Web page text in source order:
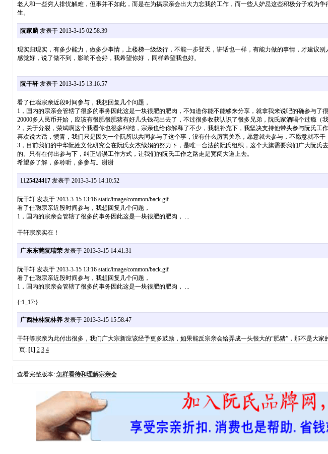
老人和一些穷人排忧解难，但事并不如此，而是在为搞宗亲会出大力忘我的工作，而一些人妒忌这些积极分子或为
生。
阮家麟发表于 2013-3-15 02:58:39
现实归现实，有多少能力，做多少事情，上楼梯一级级行，不能一步登天，讲话也一样，有能力做的事情，才建议
感觉好，说了做不到，影响不会好，我希望你好 ，同样希望我也好。
阮干轩发表于 2013-3-15 13:16:57
看了仕聪宗亲近段时间参与，我想回复几个问题，
1，国内的宗亲会管辖了很多的事务因此这是一块很肥的肥肉，不知道你能不能够来分享，就拿我来说吧的确参与
20000多人民币开始，应该有很肥很肥猪有好几头钱花出去了，不过很多收获认识了很多兄弟，阮氏家酒喝个过瘾
2，关于分裂，荣斌啊这个我看你也很多纠结，宗亲也给你解释了不少，我想补充下，我坚决支持他带头参与阮氏
喜欢说大话，愤青，我们只是因为一个阮所以共同参与了这个事，没有什么厉害关系，愿意就去参与，不愿意就不干
3，目前我们的中华阮姓文化研究会在阮氏女杰续娟的努力下，是唯一合法的阮氏组织，这个大旗需要我们广大阮
的。只有在付出参与下，纠正错误工作方式，让我们的阮氏工作之路走是宽阔大道上去。
希望多了解，多聆听，多参与。谢谢
1125424417发表于 2013-3-15 14:10:52
阮干轩 发表于 2013-3-15 13:16 static/image/common/back.gif
看了仕聪宗亲近段时间参与，我想回复几个问题，
1，国内的宗亲会管辖了很多的事务因此这是一块很肥的肥肉， ...
干轩宗亲实在！
广东东莞阮瑞荣发表于 2013-3-15 14:41:31
阮干轩 发表于 2013-3-15 13:16 static/image/common/back.gif
看了仕聪宗亲近段时间参与，我想回复几个问题，
1，国内的宗亲会管辖了很多的事务因此这是一块很肥的肥肉， ...
{:1_17:}
广西桂林阮林养发表于 2013-3-15 15:58:47
干轩等宗亲为此付出很多，我们广大宗新应该经予更多鼓励，如果能反宗亲会给弄成一头很大的“肥猪”，那不是大家
页: [1] 2 3 4
查看完整版本: 怎样看待和理解宗亲会